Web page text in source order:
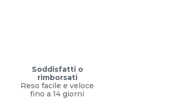
Soddisfatti o
rimborsati
Reso facile e veloce
fino a 14 giorni